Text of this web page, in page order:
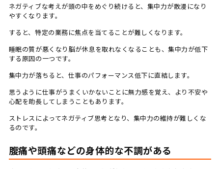
ネガティブな考えが頭の中をめぐり続けると、集中力が散漫になり
やすくなります。
すると、特定の業務に焦点を当てることが難しくなります。
睡眠の質が悪くなり脳が休息を取れなくなることも、集中力が低下
する原因の一つです。
集中力が落ちると、仕事のパフォーマンス低下に直結します。
思うように仕事がうまくいかないことに無力感を覚え、より不安や
心配を助長してしまうこともあります。
ストレスによってネガティブ思考となり、集中力の維持が難しくな
るのです。
腹痛や頭痛などの身体的な不調がある